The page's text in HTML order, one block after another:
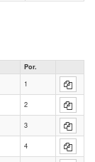
Por.
1
2
3
4